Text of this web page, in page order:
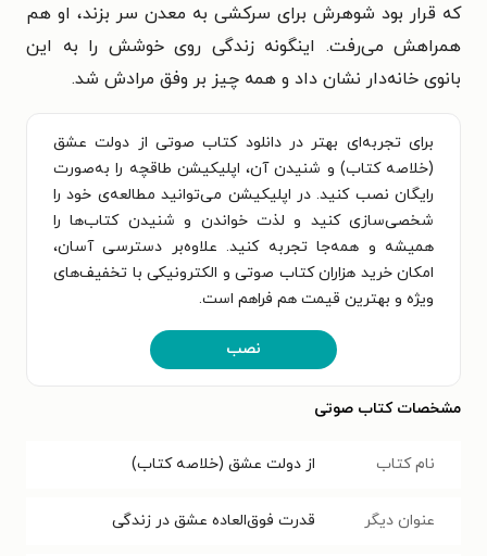
که قرار بود شوهرش برای سرکشی به معدن سر بزند، او هم
همراهش می‌رفت. اینگونه زندگی روی خوشش را به این
بانوی خانه‌دار نشان داد و همه چیز بر وفق مرادش شد.
برای تجربه‌ای بهتر در دانلود کتاب صوتی از دولت عشق
(خلاصه کتاب) و شنیدن آن، اپلیکیشن طاقچه را به‌صورت
رایگان نصب کنید. در اپلیکیشن می‌توانید مطالعه‌ی خود را
شخصی‌سازی کنید و لذت خواندن و شنیدن کتاب‌ها را
همیشه و همه‌جا تجربه کنید. علاوه‌بر دسترسی آسان،
امکان خرید هزاران کتاب صوتی و الکترونیکی با تخفیف‌های
ویژه و بهترین قیمت هم فراهم است.
نصب
مشخصات کتاب صوتی
نام کتاب از دولت عشق (خلاصه کتاب)
عنوان دیگر قدرت فوق‌العاده عشق در زندگی